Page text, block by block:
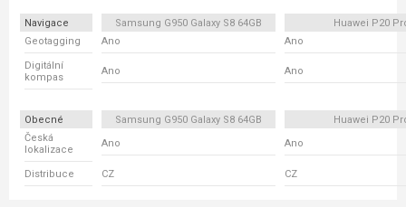
Navigace Samsung G950 Galaxy S8 64GB
Huawei P20
Geotagging
Ano Ano
Digitální
kompas
Ano Ano
Obecné Samsung G950 Galaxy S8 64GB
Huawei P20
Česká
lokalizace
Ano Ano
Distribuce CZ CZ